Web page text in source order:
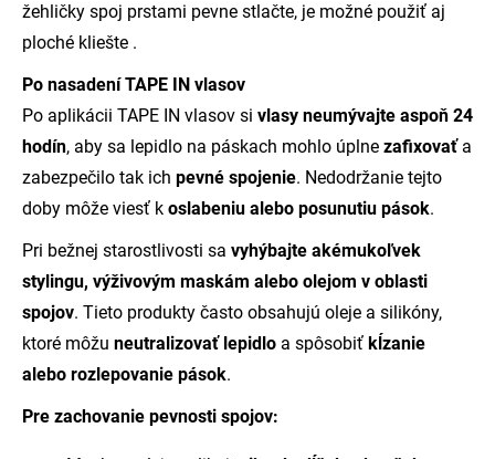
žehličky spoj prstami pevne stlačte, je možné použiť aj
ploché kliešte .
Po nasadení TAPE IN vlasov
Po aplikácii TAPE IN vlasov si vlasy neumývajte aspoň 24
hodín, aby sa lepidlo na páskach mohlo úplne zafixovaťa
zabezpečilo tak ich pevné spojenie. Nedodržanie tejto
doby môže viesť k oslabeniu alebo posunutiu pások.
Pri bežnej starostlivosti sa vyhýbajte akémukoľvek
stylingu, výživovým maskám alebo olejom v oblasti
spojov. Tieto produkty často obsahujú oleje a silikóny,
ktoré môžu neutralizovať lepidlo a spôsobiť kĺzanie
alebo rozlepovanie pások.
Pre zachovanie pevnosti spojov: